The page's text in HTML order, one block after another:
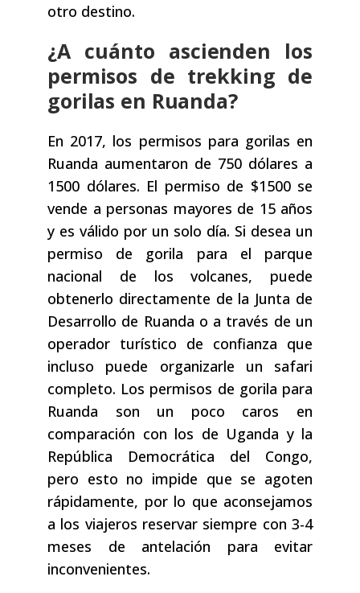
otro destino.
¿A cuánto ascienden los
permisos de trekking de
gorilas en Ruanda?
En 2017, los permisos para gorilas en
Ruanda aumentaron de 750 dólares a
1500 dólares. El permiso de $1500 se
vende a personas mayores de 15 años
y es válido por un solo día. Si desea un
permiso de gorila para el parque
nacional de los volcanes, puede
obtenerlo directamente de la Junta de
Desarrollo de Ruanda o a través de un
operador turístico de confianza que
incluso puede organizarle un safari
completo. Los permisos de gorila para
Ruanda son un poco caros en
comparación con los de Uganda y la
República Democrática del Congo,
pero esto no impide que se agoten
rápidamente, por lo que aconsejamos
a los viajeros reservar siempre con 3-4
meses de antelación para evitar
inconvenientes.